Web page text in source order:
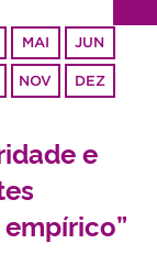
MAI JUN
NOV DEZ
e